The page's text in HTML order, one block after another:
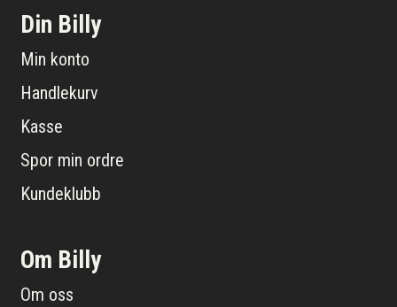
Din Billy
Min konto
Handlekurv
Kasse
Spor min ordre
Kundeklubb
Om Billy
Om oss